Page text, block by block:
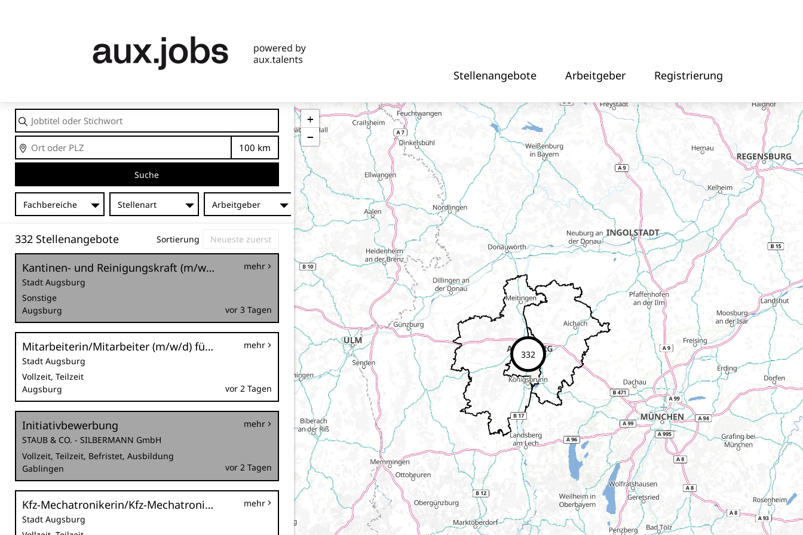
Stellenangebote Arbeitgeber Registrierung
Jobtitel
oder
Stichwort
Ort
Entfernung
Suche
Fachbereiche Stellenart Arbeitgeber
332 Stellenangebote Sortierung
Kantinen- und Reinigungskraft (m/w/d) befristet als Krankheitsvertretung
Stadt Augsburg
Sonstige
Augsburg
mehr
vor 3 Tagen
Mitarbeiterin/Mitarbeiter (m/w/d) für den städtischen Ordnungsdienst im Außendienst für die Nachtschicht
Stadt Augsburg
Vollzeit, Teilzeit
Augsburg
mehr
vor 2 Tagen
Initiativbewerbung
STAUB & CO. - SILBERMANN GmbH
Vollzeit, Teilzeit, Befristet, Ausbildung
Gablingen
mehr
vor 2 Tagen
Kfz-Mechatronikerin/Kfz-Mechatroniker (m/w/d) bzw. Land- und Baumaschinenmechatronikerin/Land- und Baumaschinenmechatroniker (m/w/d) im Sachgebiet Kraftfahrzeugtechnik
Stadt Augsburg
mehr
332
+
−